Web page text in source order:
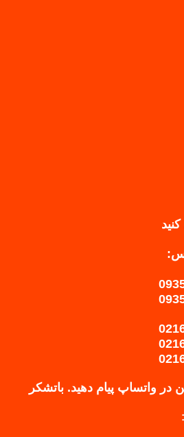
واتساپ پیام دهید.باتشکر